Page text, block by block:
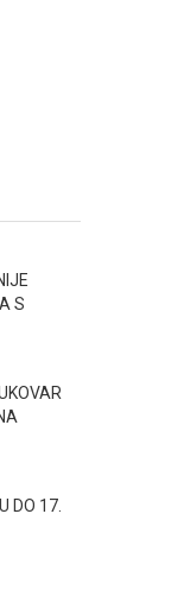
S
DO 17.